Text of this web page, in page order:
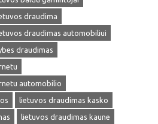
draudima
draudimas automobiliui
draudimas
automobilio
lietuvos draudimas kasko
lietuvos draudimas kaune